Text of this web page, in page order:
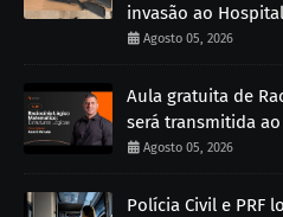
invasão ao
Agosto 05, 2026
Aula gratuita de
será transmitida
Agosto 05, 2026
Polícia Civil e PRF